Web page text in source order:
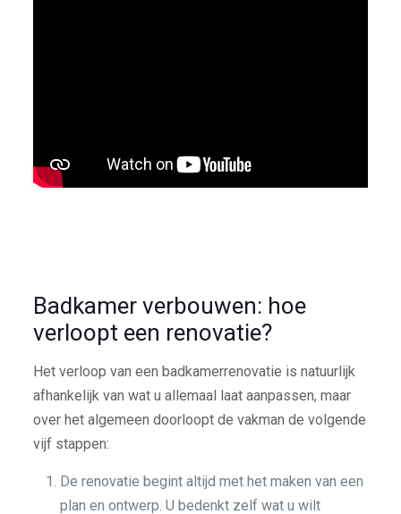
Badkamer verbouwen: hoe
verloopt een renovatie?
Het verloop van een badkamerrenovatie is natuurlijk
afhankelijk van wat u allemaal laat aanpassen, maar
over het algemeen doorloopt de vakman de volgende
vijf stappen:
De renovatie begint altijd met het maken van een
plan en ontwerp. U bedenkt zelf wat u wilt